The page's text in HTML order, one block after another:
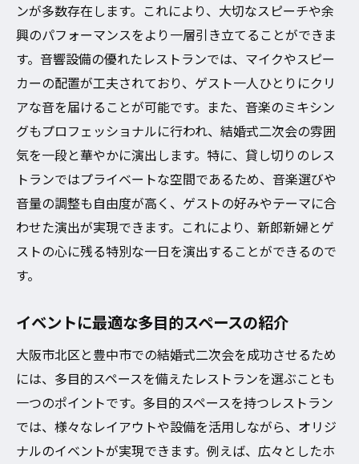
ンが多数存在します。これにより、大切なスピーチや余
興のパフォーマンスをより一層引き立てることができま
す。音響設備の優れたレストランでは、マイクやスピー
カーの配置が工夫されており、ゲスト一人ひとりにクリ
アな音を届けることが可能です。また、音楽のミキシン
グもプロフェッショナルに行われ、結婚式二次会の雰囲
気を一段と華やかに演出します。特に、貸し切りのレス
トランではプライベートな空間であるため、音楽選びや
音量の調整も自由度が高く、ゲストの好みやテーマに合
わせた演出が実現できます。これにより、新郎新婦とゲ
ストの心に残る特別な一日を演出することができるので
す。
イベントに最適な多目的スペースの紹介
大阪市北区と豊中市での結婚式二次会を成功させるため
には、多目的スペースを備えたレストランを選ぶことも
一つのポイントです。多目的スペースを持つレストラン
では、様々なレイアウトや設備を活用しながら、オリジ
ナルのイベントが実現できます。例えば、広々としたホ